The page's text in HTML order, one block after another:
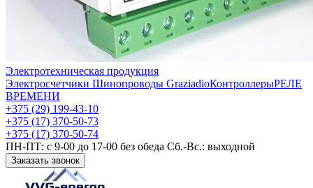
Электротехническая продукция
Электросчетчики Шинопроводы GraziadioКонтроллерыРЕЛЕ
ВРЕМЕНИ
+375 (29) 199-43-10
+375 (17) 370-50-73
+375 (17) 370-50-74
ПН-ПТ: с 9-00 до 17-00 без обеда Сб.-Вс.: выходной
Заказать звонок